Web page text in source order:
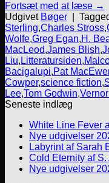
Fortsæt med at læse →
Udgivet Bøger
Sterling,Charles Stross,
Wolfe,Greg Egan,H.
MacLeod,James Blish,
Liu, Litteratursiden,
Bacigalupi,Pat
Cowper,science fiction,
Lee,Tom Godwin,
Seneste indlæg
White Line Fever
Nye udgivelser
Labyrint af Sarah
Cold Eternity af S.
Nye udgivelser